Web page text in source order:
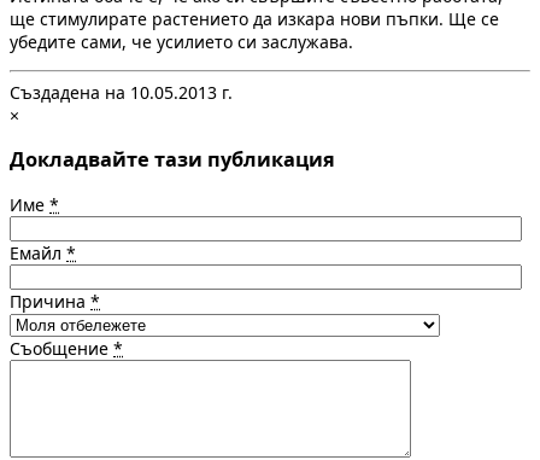
ще стимулирате растението да изкара нови пъпки. Ще се
убедите сами, че усилието си заслужава.
Създадена на 10.05.2013 г.
×
Докладвайте тази публикация
Име *
Емайл *
Причина *
Съобщение *